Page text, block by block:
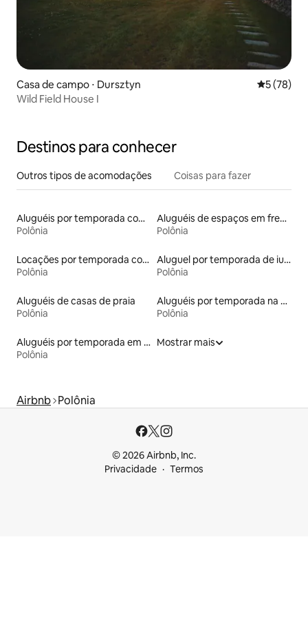
Casa de campo ⋅ Dursztyn 5 de uma
5 (78)
Wild Field House I
Destinos para conhecer
Outros tipos de acomodações Coisas para fazer
Aluguéis por temporada com banheira de hidromassagem
Polônia
Aluguéis de espaços em frente à praia
Polônia
Locações por temporada com piscina
Polônia
Aluguel por temporada de iurtas
Polônia
Aluguéis de casas de praia
Polônia
Aluguéis por temporada na orla
Polônia
Aluguéis por temporada em resorts
Polônia
Mostrar mais
Airbnb Polônia
© 2026 Airbnb, Inc.
Privacidade
Termos